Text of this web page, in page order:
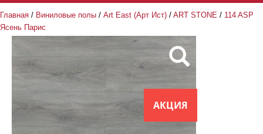
Главная / Виниловые полы / Art East (Арт Ист) / ART STONE / 114 ASP
Ясень Парис
АКЦИЯ